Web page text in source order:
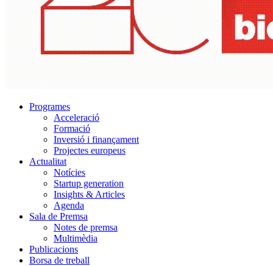
Programes
Acceleració
Formació
Inversió i finançament
Projectes europeus
Actualitat
Notícies
Startup generation
Insights & Articles
Agenda
Sala de Premsa
Notes de premsa
Multimèdia
Publicacions
Borsa de treball